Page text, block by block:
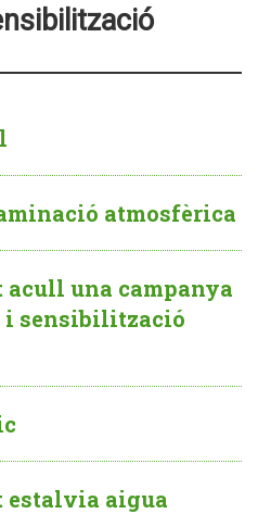
atmosfèrica
acull una campanya
i sensibilització
estalvia aigua